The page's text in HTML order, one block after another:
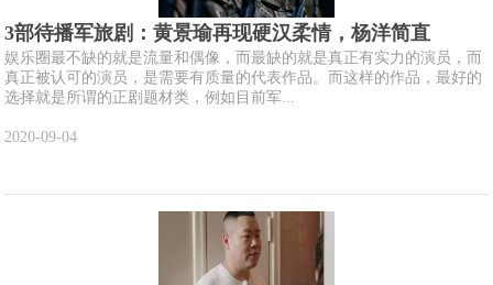
3部待播军旅剧：黄景瑜再现硬汉柔情，杨洋简直
娱乐圈最不缺的就是流量和偶像，而最缺的就是真正有实力的演员，而
真正被认可的演员，是需要有质量的代表作品。而这样的作品，最好的
选择就是所谓的正剧题材类，例如目前军...
2020-09-04